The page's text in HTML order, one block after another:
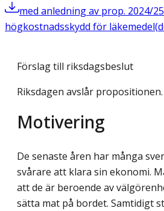
med anledning av prop. 2024/
högkostnadsskydd för läkemedel(
Förslag till riksdagsbeslut
Riksdagen avslår propositionen.
Motivering
De senaste åren har många
svårare att klara sin ekonomi.
att de är beroende av
sätta mat på bordet. Samtidigt